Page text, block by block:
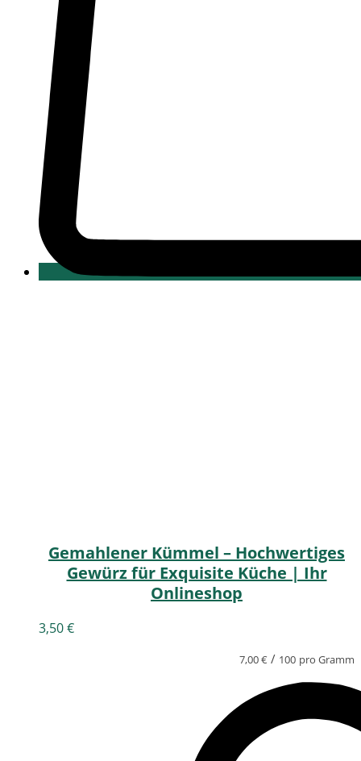
Gemahlener Kümmel – Hochwertiges
Gewürz für Exquisite Küche | Ihr
Onlineshop
3,50€
7,00€ / 100 pro Gramm